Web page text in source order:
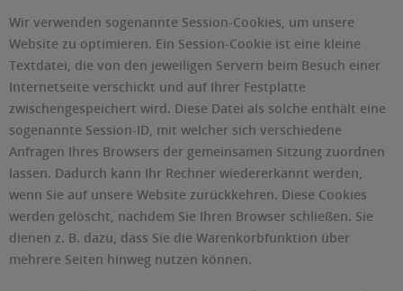
Wir verwenden sogenannte Session-Cookies, um unsere
Website zu optimieren. Ein Session-Cookie ist eine kleine
Textdatei, die von den jeweiligen Servern beim Besuch einer
Internetseite verschickt und auf Ihrer Festplatte
zwischengespeichert wird. Diese Datei als solche enthält eine
sogenannte Session-ID, mit welcher sich verschiedene
Anfragen Ihres Browsers der gemeinsamen Sitzung zuordnen
lassen. Dadurch kann Ihr Rechner wiedererkannt werden,
wenn Sie auf unsere Website zurückkehren. Diese Cookies
werden gelöscht, nachdem Sie Ihren Browser schließen. Sie
dienen z. B. dazu, dass Sie die Warenkorbfunktion über
mehrere Seiten hinweg nutzen können.